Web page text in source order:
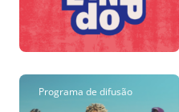
Programa de difusão